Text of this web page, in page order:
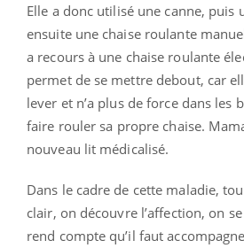
Elle a donc utilisé une canne, puis
ensuite une chaise roulante
a recours à une chaise roulante
permet de se mettre debout, car
lever et n’a plus de force dans les
faire rouler sa propre chaise.
nouveau lit médicalisé.
Dans le cadre de cette maladie,
clair, on découvre l’affection, on
rend compte qu’il faut